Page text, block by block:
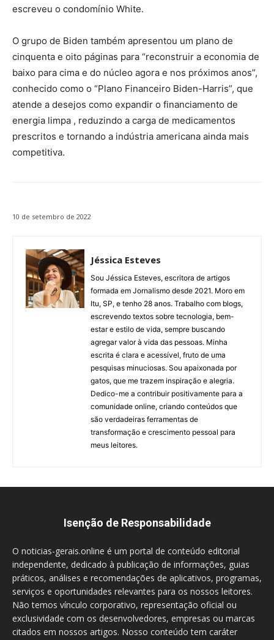
escreveu o condomínio White.
O grupo de Biden também apresentou um plano de
cinquenta e oito páginas para “reconstruir a economia de
baixo para cima e do núcleo agora e nos próximos anos”,
conhecido como o “Plano Financeiro Biden-Harris”, que
atende a desejos como expandir o financiamento de
energia limpa , reduzindo a carga de medicamentos
prescritos e tornando a indústria americana ainda mais
competitiva.
10 de setembro de 2022
Jéssica Esteves
Sou Jéssica Esteves, escritora de artigos
formada em Jornalismo desde 2021. Moro em
Itu, SP, e tenho 28 anos. Trabalho com blogs,
escrevendo textos sobre tecnologia, bem-
estar e estilo de vida, sempre buscando
agregar valor à vida das pessoas. Minha
escrita é clara e acessível, fruto de uma
pesquisas minuciosas. Sou apaixonada por
gatos, que me trazem inspiração e alegria.
Dedico-me a contribuir positivamente para a
comunidade online, criando conteúdos que
são verdadeiras ferramentas de
transformação e crescimento pessoal para
meus leitores.
Isenção de Responsabilidade
O noticias-gerais.online é um portal de conteúdo editorial
independente, dedicado à publicação de informações, guias
práticos, análises e recomendações de aplicativos, programas,
serviços e oportunidades relevantes para os nossos leitores.
Não temos vínculo corporativo, representação oficial ou
exclusividade com os desenvolvedores, empresas ou marcas
citados em nossos artigos. Nosso conteúdo tem caráter